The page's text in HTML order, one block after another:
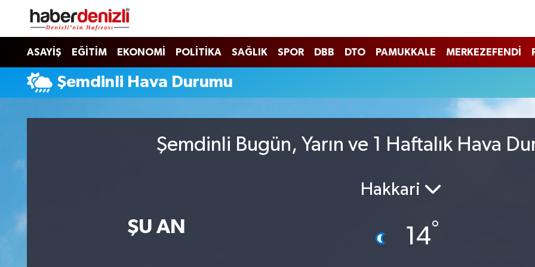
ASAYİŞ EĞİTİM EKONOMİ POLİTİKA SAĞLIK SPOR DBB DTO PAMUKKALE MERKEZEFENDİ
Şemdinli Hava Durumu
Şemdinli Bugün, Yarın ve 1 Haftalık Hava
ŞU AN
Hakkari
14°
Denizli Nöbetçi Eczaneler
Denizli Hava Durumu